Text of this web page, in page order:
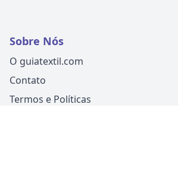
Sobre Nós
O guiatextil.com
Contato
Termos e Políticas